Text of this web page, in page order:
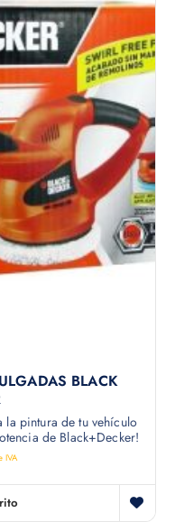
BLACK
la pintura de tu vehículo
de Black+Decker!
IVA